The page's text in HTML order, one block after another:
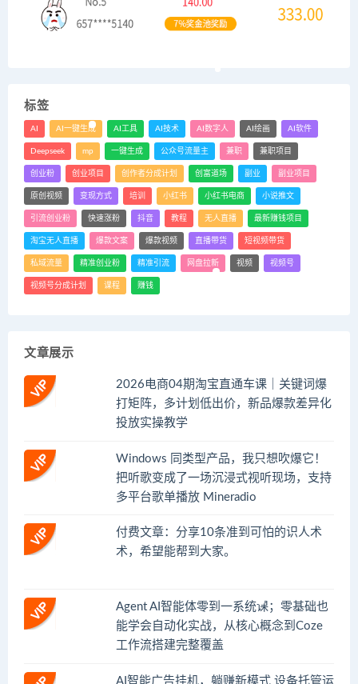
标签
AI AI一键生成 AI工具 AI技术 AI数字人 AI绘画 AI软件
Deepseek mp 一键生成 公众号流量主 兼职 兼职项目
创业粉 创业项目 创作者分成计划 创富道场 副业 副业项目
原创视频 变现方式 培训 小红书 小红书电商 小说推文
引流创业粉 快速涨粉 抖音 教程 无人直播 最新赚钱项目
淘宝无人直播 爆款文案 爆款视频 直播带货 短视频带货
私域流量 精准创业粉 精准引流 网盘拉新 视频 视频号
视频号分成计划 课程 赚钱
文章展示
2026电商04期淘宝直通车课｜关键词爆
打矩阵，多计划低出价，新品爆款差异化
投放实操教学
Windows 同类型产品，我只想吹爆它！
把听歌变成了一场沉浸式视听现场，支持
多平台歌单播放 Mineradio
付费文章：分享10条准到可怕的识人术
术，希望能帮到大家。
Agent AI智能体零到一系统课；零基础也
能学会自动化实战，从核心概念到Coze
工作流搭建完整覆盖
AI智能广告挂机，躺赚新模式 设备托管运